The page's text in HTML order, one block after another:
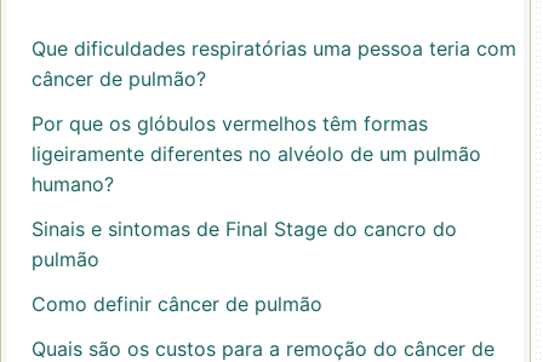
Que dificuldades respiratórias uma pessoa teria com
câncer de pulmão?
Por que os glóbulos vermelhos têm formas
ligeiramente diferentes no alvéolo de um pulmão
humano?
Sinais e sintomas de Final Stage do cancro do
pulmão
Como definir câncer de pulmão
Quais são os custos para a remoção do câncer de